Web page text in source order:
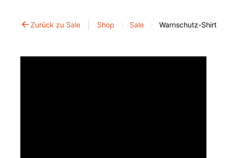
Zurück zu Sale Shop Sale Warnschutz-Shirt